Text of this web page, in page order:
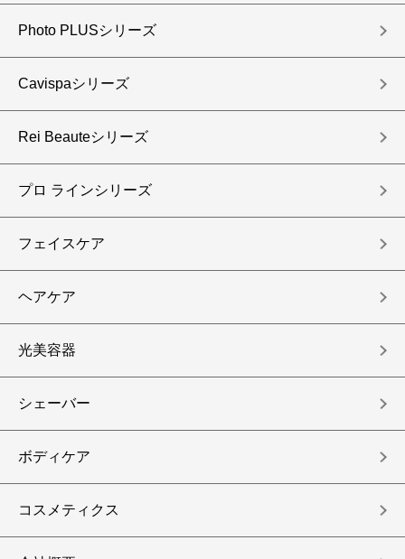
Photo PLUSシリーズ
Cavispaシリーズ
Rei Beauteシリーズ
プロ ラインシリーズ
フェイスケア
ヘアケア
光美容器
シェーバー
ボディケア
コスメティクス